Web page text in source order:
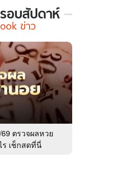
อบสัปดาห์
ข่าว
ตรวจผลหวย
เช็กสดที่นี่